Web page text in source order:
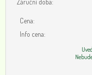
Záruční doba:
Cena:
Info cena: